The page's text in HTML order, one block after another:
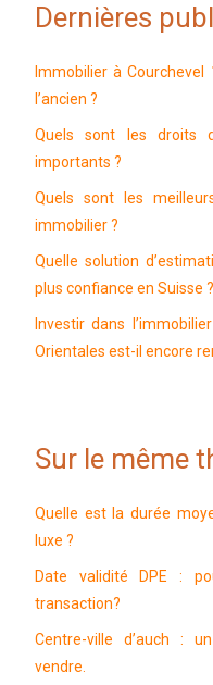
Dernières
Immobilier à
l’ancien ?
Quels sont les droits
importants ?
Quels sont les
immobilier ?
Quelle solution
plus confiance en Suisse ?
Investir dans
Orientales est-il encore
Sur le même
Quelle est la durée
luxe ?
Date validité DPE :
transaction?
Centre-ville d’auch :
vendre.